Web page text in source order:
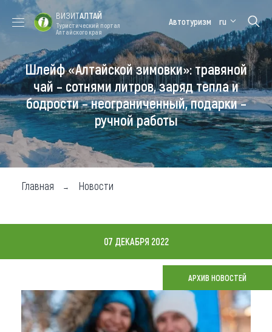
Форум VISIT
ALTAI
Цветение
маральника
Медицинский
форум
Алтайская
зимовка
Туры
Где побывать
Чем заняться
Где остановиться
Что привезти (сувениры)
О регионе
ВИЗИТАЛТАЙ
Туристический портал
Алтайского края
Автотуризм ru
Шлейф «Алтайской зимовки»: травяной
чай – сотнями литров, заряд тепла и
бодрости – неограниченный, подарки –
ручной работы
Главная Новости
07 ДЕКАБРЯ 2022
АРХИВ НОВОСТЕЙ